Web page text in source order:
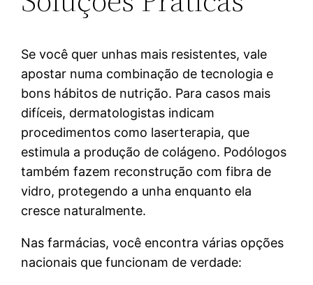
Se você quer unhas mais resistentes, vale
apostar numa combinação de tecnologia e
bons hábitos de nutrição. Para casos mais
difíceis, dermatologistas indicam
procedimentos como laserterapia, que
estimula a produção de colágeno. Podólogos
também fazem reconstrução com fibra de
vidro, protegendo a unha enquanto ela
cresce naturalmente.
Nas farmácias, você encontra várias opções
nacionais que funcionam de verdade: